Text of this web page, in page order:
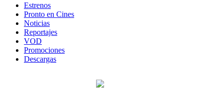
Estrenos
Pronto en Cines
Noticias
Reportajes
VOD
Promociones
Descargas